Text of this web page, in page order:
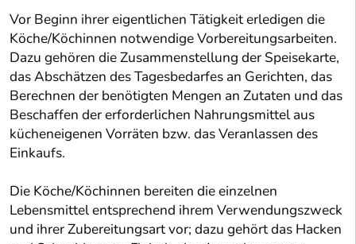
Vor Beginn ihrer eigentlichen Tätigkeit erledigen die
Köche/Köchinnen notwendige Vorbereitungsarbeiten.
Dazu gehören die Zusammenstellung der Speisekarte,
das Abschätzen des Tagesbedarfes an Gerichten, das
Berechnen der benötigten Mengen an Zutaten und das
Beschaffen der erforderlichen Nahrungsmittel aus
kücheneigenen Vorräten bzw. das Veranlassen des
Einkaufs.
Die Köche/Köchinnen bereiten die einzelnen
Lebensmittel entsprechend ihrem Verwendungszweck
und ihrer Zubereitungsart vor; dazu gehört das Hacken